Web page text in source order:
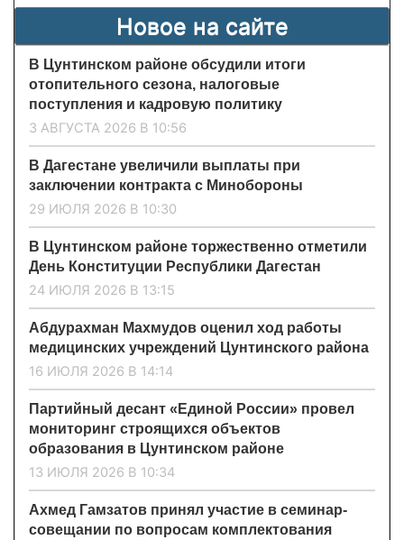
Новое на сайте
В Цунтинском районе обсудили итоги
отопительного сезона, налоговые
поступления и кадровую политику
3 АВГУСТА 2026 В 10:56
В Дагестане увеличили выплаты при
заключении контракта с Минобороны
29 ИЮЛЯ 2026 В 10:30
В Цунтинском районе торжественно отметили
День Конституции Республики Дагестан
24 ИЮЛЯ 2026 В 13:15
Абдурахман Махмудов оценил ход работы
медицинских учреждений Цунтинского района
16 ИЮЛЯ 2026 В 14:14
Партийный десант «Единой России» провел
мониторинг строящихся объектов
образования в Цунтинском районе
13 ИЮЛЯ 2026 В 10:34
Ахмед Гамзатов принял участие в семинар-
совещании по вопросам комплектования